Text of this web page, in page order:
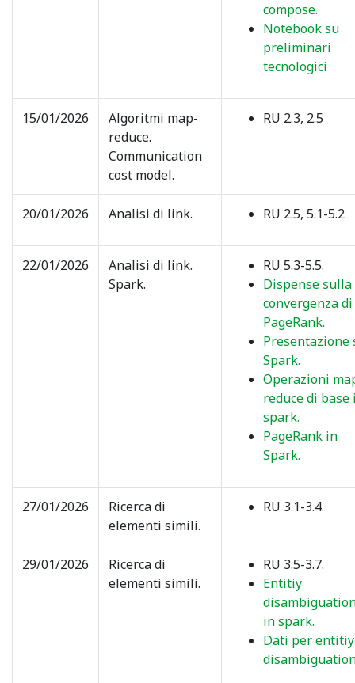
compose.
Notebook su
preliminari
tecnologici
15/01/2026
Algoritmi map-
reduce.
Communication
cost model.
RU 2.3, 2.5
20/01/2026 Analisi di link. RU 2.5, 5.1-5.2
22/01/2026
Analisi di link.
Spark.
RU 5.3-5.5.
Dispense sulla
convergenza di
PageRank.
Presentazione
Spark.
Operazioni
reduce di base
spark.
PageRank in
Spark.
27/01/2026
Ricerca di
elementi simili.
RU 3.1-3.4.
29/01/2026
Ricerca di
elementi simili.
RU 3.5-3.7.
Entitiy
in spark.
Dati per entitiy